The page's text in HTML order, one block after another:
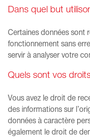
Dans quel but
Certaines données sont
fonctionnement sans
servir à analyser votre
Quels sont vos
Vous avez le droit de
des informations sur
données à caractère
également le droit de